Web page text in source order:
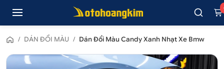
/ DÁN ĐỔI MÀU / Dán Đổi Màu Candy Xanh Nhạt Xe Bmw